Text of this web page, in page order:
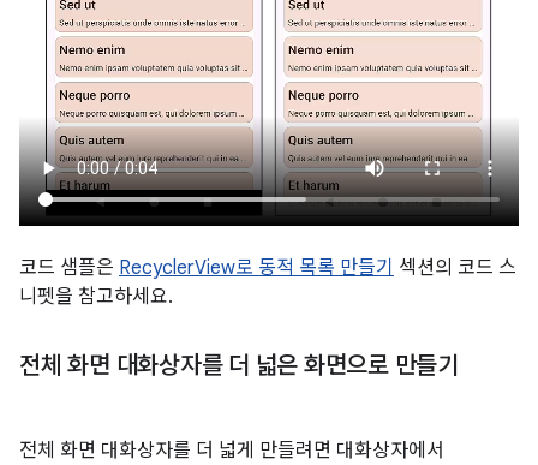
코드 샘플은 RecyclerView로 동적 목록 만들기 섹션의 코드 스
니펫을 참고하세요.
전체 화면 대화상자를 더 넓은 화면으로 만들기
전체 화면 대화상자를 더 넓게 만들려면 대화상자에서